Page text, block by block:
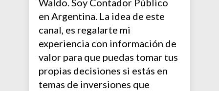
Waldo. Soy Contador Público
en Argentina. La idea de este
canal, es regalarte mi
experiencia con información de
valor para que puedas tomar tus
propias decisiones si estás en
temas de inversiones que